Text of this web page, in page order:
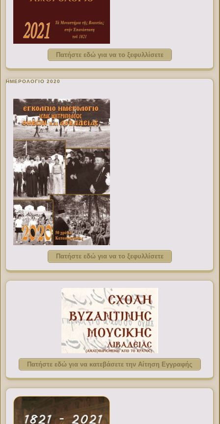
Πατήστε εδώ για να το ξεφυλλίσετε
ΗΜΕΡΟΛΟΓΙΟ 2020
Πατήστε εδώ για να το ξεφυλλίσετε
Πατήστε εδώ για να κατεβάσετε την Αίτηση Εγγραφής